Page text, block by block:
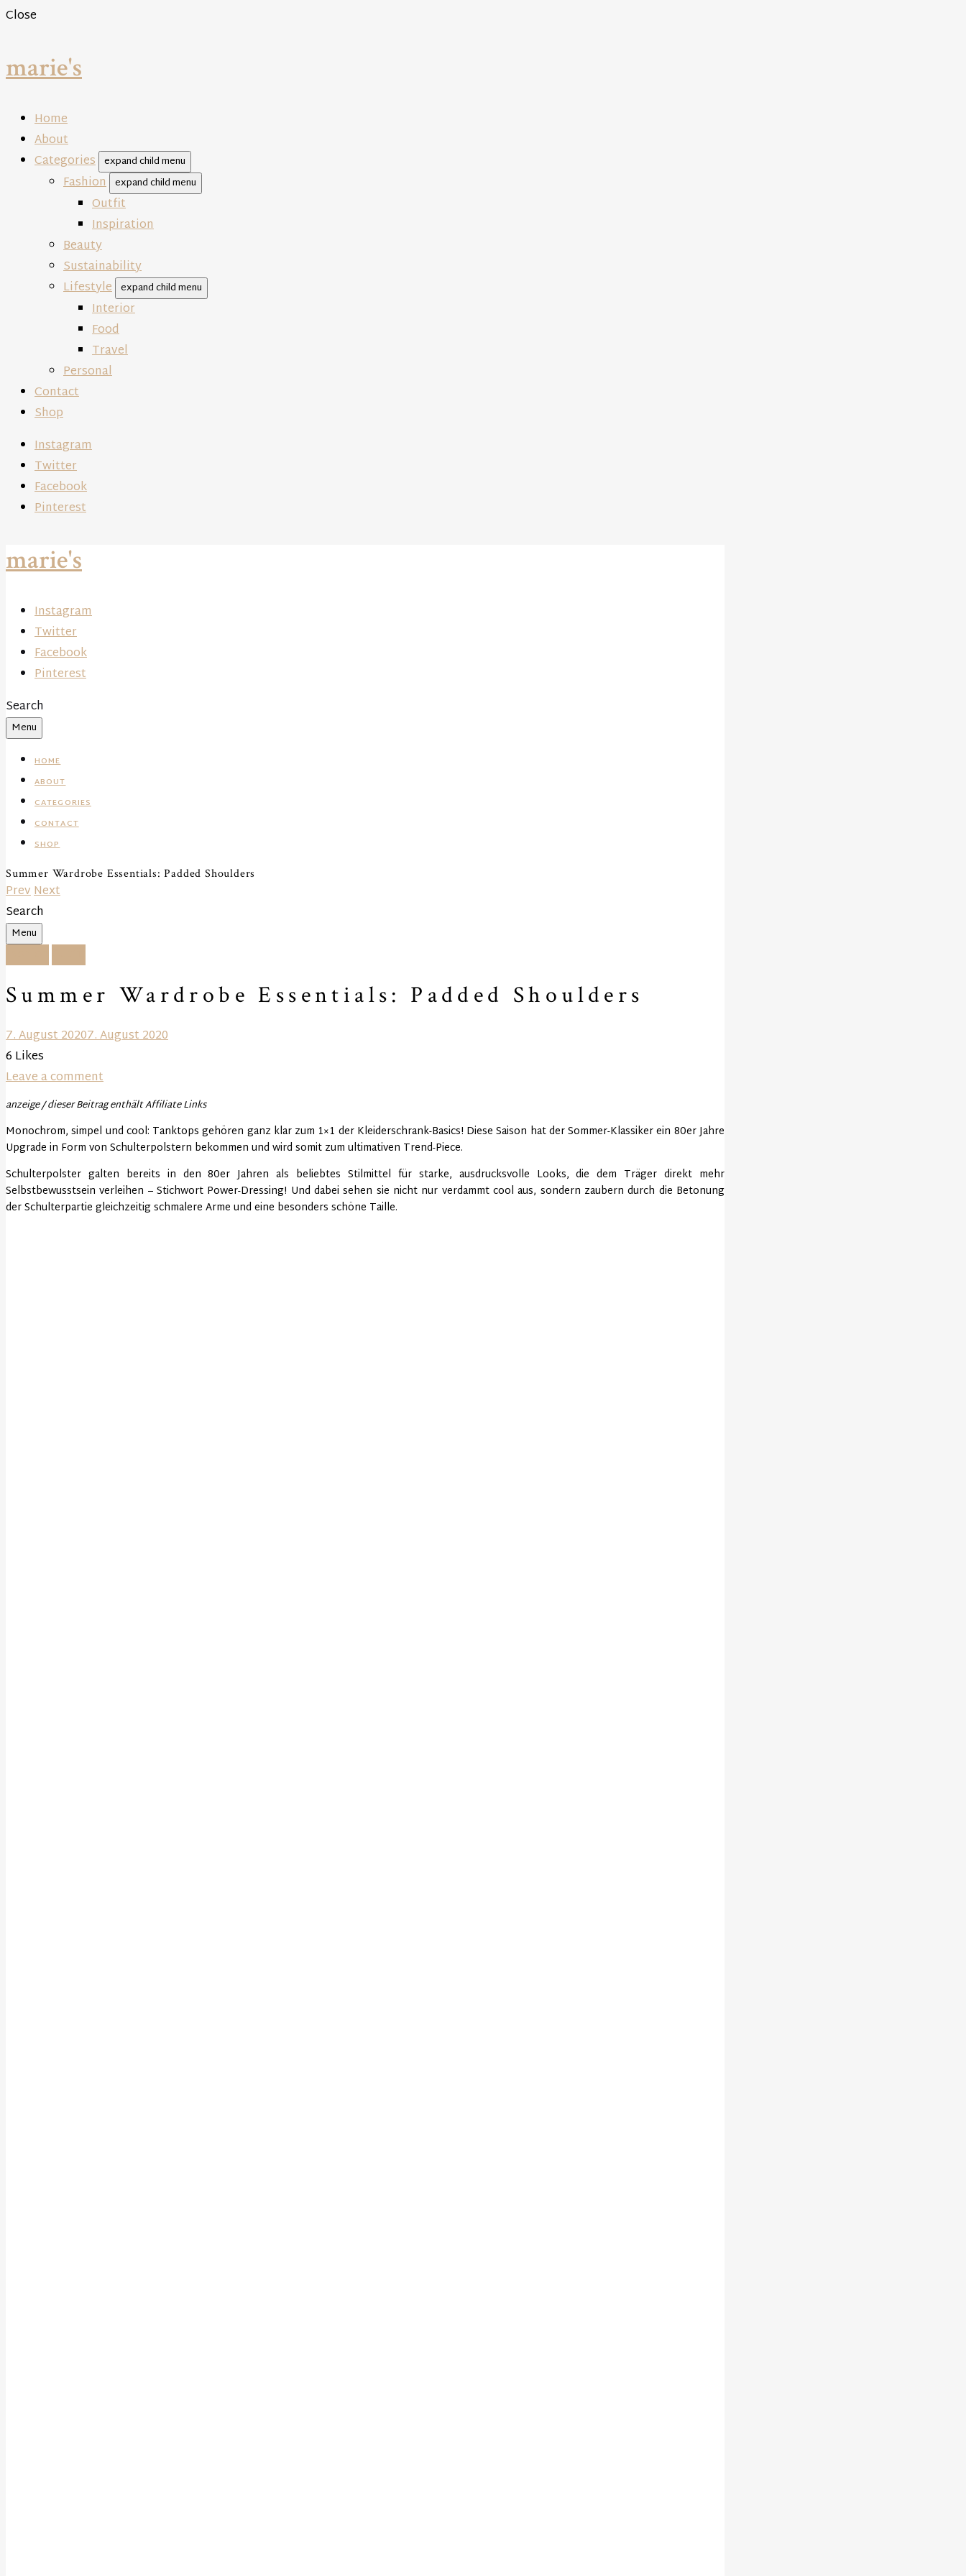
Close
marie's
Home
About
Categories expand child menu
Fashion expand child menu
Outfit
Inspiration
Beauty
Sustainability
Lifestyle expand child menu
Interior
Food
Travel
Personal
Contact
Shop
Instagram
Twitter
Facebook
Pinterest
marie's
Instagram
Twitter
Facebook
Pinterest
Search
Menu
HOME
ABOUT
CATEGORIES
CONTACT
SHOP
Summer Wardrobe Essentials: Padded Shoulders
PrevNext
Search
Menu
Summer Wardrobe Essentials: Padded Shoulders
7. August 20207. August 2020
6 Likes
Leave a comment
anzeige / dieser Beitrag enthält Affiliate Links
Monochrom, simpel und cool: Tanktops gehören ganz klar zum 1×1 der Kleiderschrank-Basics! Diese Saison hat der Sommer-Klassiker ein 80er Jahre
Upgrade in Form von Schulterpolstern bekommen und wird somit zum ultimativen Trend-Piece.
Schulterpolster galten bereits in den 80er Jahren als beliebtes Stilmittel für starke, ausdrucksvolle Looks, die dem Träger direkt mehr
Selbstbewusstsein verleihen – Stichwort Power-Dressing! Und dabei sehen sie nicht nur verdammt cool aus, sondern zaubern durch die Betonung
der Schulterpartie gleichzeitig schmalere Arme und eine besonders schöne Taille.